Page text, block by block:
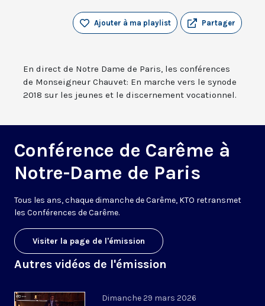
Partager
Ajouter à ma playlist
En direct de Notre Dame de Paris, les conférences
de Monseigneur Chauvet: En marche vers le synode
2018 sur les jeunes et le discernement vocationnel.
Conférence de Carême à
Notre-Dame de Paris
Tous les ans, chaque dimanche de Carême, KTO retransmet
les Conférences de Carême.
Visiter la page de l'émission
Autres vidéos de l'émission
Dimanche 29 mars 2026